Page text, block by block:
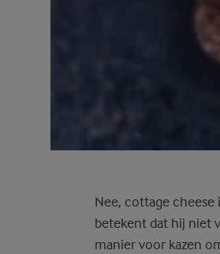
Nee, cottage cheese
betekent dat hij niet
manier voor kazen